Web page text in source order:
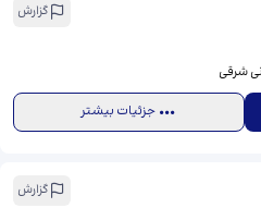
گزارش
شرقی
جزئیات بیشتر
گزارش